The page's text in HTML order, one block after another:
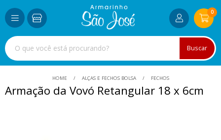
Buscar
0
HOME ALÇAS E FECHOS BOLSA FECHOS
Armação da Vovó Retangular 18 x 6cm